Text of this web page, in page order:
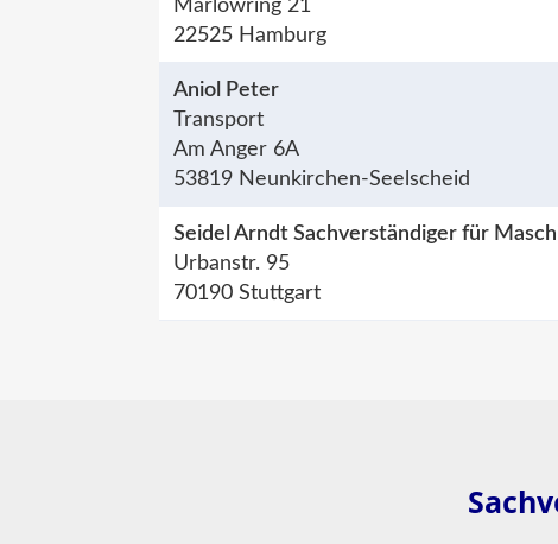
Marlowring 21
22525 Hamburg
Aniol Peter
Transport
Am Anger 6A
53819 Neunkirchen-Seelscheid
Seidel Arndt Sachverständiger für
Urbanstr. 95
70190 Stuttgart